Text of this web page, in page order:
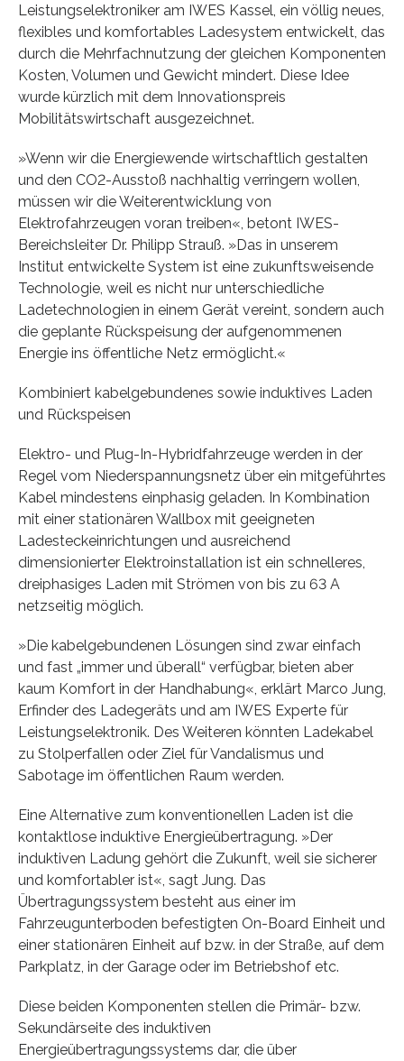
Leistungselektroniker am IWES Kassel, ein völlig neues,
flexibles und komfortables Ladesystem entwickelt, das
durch die Mehrfachnutzung der gleichen Komponenten
Kosten, Volumen und Gewicht mindert. Diese Idee
wurde kürzlich mit dem Innovationspreis
Mobilitätswirtschaft ausgezeichnet.
»Wenn wir die Energiewende wirtschaftlich gestalten
und den CO2-Ausstoß nachhaltig verringern wollen,
müssen wir die Weiterentwicklung von
Elektrofahrzeugen voran treiben«, betont IWES-
Bereichsleiter Dr. Philipp Strauß. »Das in unserem
Institut entwickelte System ist eine zukunftsweisende
Technologie, weil es nicht nur unterschiedliche
Ladetechnologien in einem Gerät vereint, sondern auch
die geplante Rückspeisung der aufgenommenen
Energie ins öffentliche Netz ermöglicht.«
Kombiniert kabelgebundenes sowie induktives Laden
und Rückspeisen
Elektro- und Plug-In-Hybridfahrzeuge werden in der
Regel vom Niederspannungsnetz über ein mitgeführtes
Kabel mindestens einphasig geladen. In Kombination
mit einer stationären Wallbox mit geeigneten
Ladesteckeinrichtungen und ausreichend
dimensionierter Elektroinstallation ist ein schnelleres,
dreiphasiges Laden mit Strömen von bis zu 63 A
netzseitig möglich.
»Die kabelgebundenen Lösungen sind zwar einfach
und fast „immer und überall“ verfügbar, bieten aber
kaum Komfort in der Handhabung«, erklärt Marco Jung,
Erfinder des Ladegeräts und am IWES Experte für
Leistungselektronik. Des Weiteren könnten Ladekabel
zu Stolperfallen oder Ziel für Vandalismus und
Sabotage im öffentlichen Raum werden.
Eine Alternative zum konventionellen Laden ist die
kontaktlose induktive Energieübertragung. »Der
induktiven Ladung gehört die Zukunft, weil sie sicherer
und komfortabler ist«, sagt Jung. Das
Übertragungssystem besteht aus einer im
Fahrzeugunterboden befestigten On-Board Einheit und
einer stationären Einheit auf bzw. in der Straße, auf dem
Parkplatz, in der Garage oder im Betriebshof etc.
Diese beiden Komponenten stellen die Primär- bzw.
Sekundärseite des induktiven
Energieübertragungssystems dar, die über